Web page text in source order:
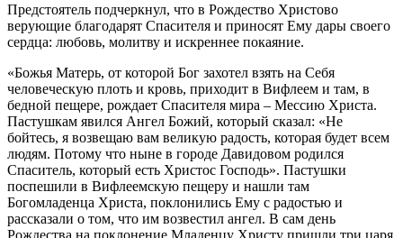
Предстоятель подчеркнул, что в Рождество Христово
верующие благодарят Спасителя и приносят Ему дары своего
сердца: любовь, молитву и искреннее покаяние.
«Божья Матерь, от которой Бог захотел взять на Себя
человеческую плоть и кровь, приходит в Вифлеем и там, в
бедной пещере, рождает Спасителя мира – Мессию Христа.
Пастушкам явился Ангел Божий, который сказал: «Не
бойтесь, я возвещаю вам великую радость, которая будет всем
людям. Потому что ныне в городе Давидовом родился
Спаситель, который есть Христос Господь». Пастушки
поспешили в Вифлеемскую пещеру и нашли там
Богомладенца Христа, поклонились Ему с радостью и
рассказали о том, что им возвестил ангел. В сам день
Рождества на поклонение Младенцу Христу пришли три царя